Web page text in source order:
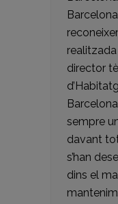
realitzada
director
sempre
davant
s’han
dins el